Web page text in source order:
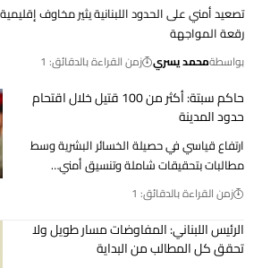
تصعيد أمني على الحدود اللبنانية يثير مخاوف
رقعة المواجهة
بواسطةمحمد يسري زمن القراءة بالدقائق: 1
حاكم سبتة: أكثر من 100 قتيل خلال اقتحام
حدود المدينة
ارتفاع قياسي في حصيلة الخسائر البشرية وسط
مطالبات بتحقيقات شاملة وتنسيق أمني…
زمن القراءة بالدقائق: 1
الرئيس اللبناني: المفاوضات مسار طويل ولا
تحقق كل المطالب من البداية